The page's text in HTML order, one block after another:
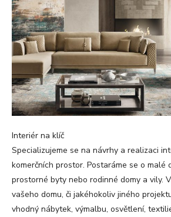
Interiér na klíč
Specializujeme se na návrhy a realizaci
komerčních prostor. Postaráme se o malé
prostorné byty nebo rodinné domy a vily.
vašeho domu, či jakéhokoliv jiného
vhodný nábytek, výmalbu, osvětlení,